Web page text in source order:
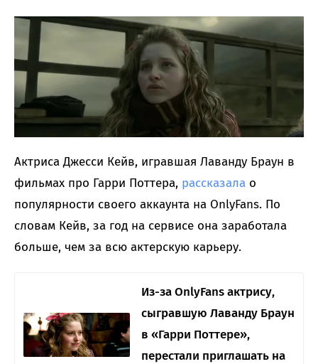
Актриса Джесси Кейв, игравшая Лаванду Браун в
фильмах про Гарри Поттера, рассказала о
популярности своего аккаунта на OnlyFans. По
словам Кейв, за год на сервисе она заработала
больше, чем за всю актерскую карьеру.
Из-за OnlyFans актрису,
сыгравшую Лаванду Браун
в «Гарри Поттере»,
перестали приглашать на